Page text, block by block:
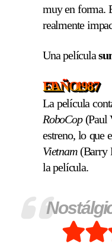
muy en forma.
realmente
Una película
EL AÑO: 1987
La película
RoboCop(Paul
estreno, lo que
Vietnam(Barry
la película.